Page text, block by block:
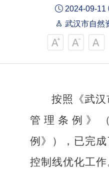
2024-09-11
武汉市自然
按照《武
管理条例》
例》），已完
控制线优化工